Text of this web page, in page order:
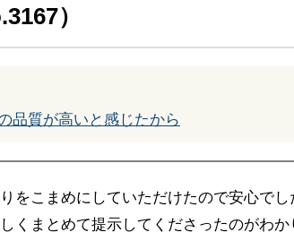
）
品質が高いと感じたから
をこまめにしていただけたので安心でし
くまとめて提示してくださったのがわか